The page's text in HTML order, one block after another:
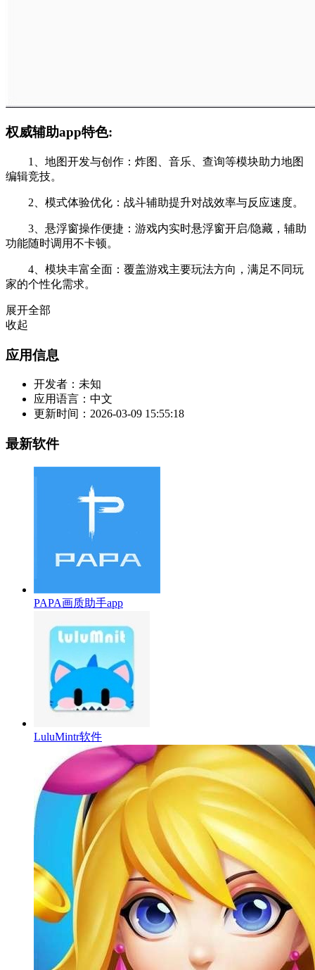
权威辅助app特色:
1、地图开发与创作：炸图、音乐、查询等模块助力地图
编辑竞技。
2、模式体验优化：战斗辅助提升对战效率与反应速度。
3、悬浮窗操作便捷：游戏内实时悬浮窗开启/隐藏，辅助
功能随时调用不卡顿。
4、模块丰富全面：覆盖游戏主要玩法方向，满足不同玩
家的个性化需求。
展开全部
收起
应用信息
开发者： 未知
应用语言： 中文
更新时间： 2026-03-09 15:55:18
最新软件
PAPA画质助手app
LuluMintr软件